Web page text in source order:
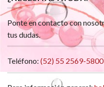
Ponte en contacto con
tus dudas.
Teléfono: (52) 55 2569-